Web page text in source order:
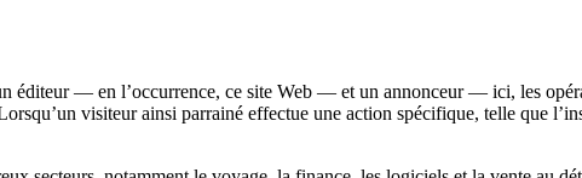
éditeur — en l’occurrence, ce site Web — et un annonceur — ici, les
visiteur ainsi parrainé effectue une action spécifique, telle que